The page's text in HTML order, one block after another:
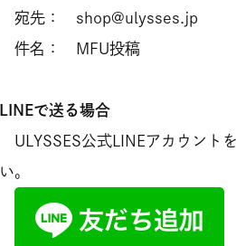
宛先： shop@ulysses.jp
件名： MFU投稿
LINEで送る場合
ULYSSES公式LINEアカウント
い。